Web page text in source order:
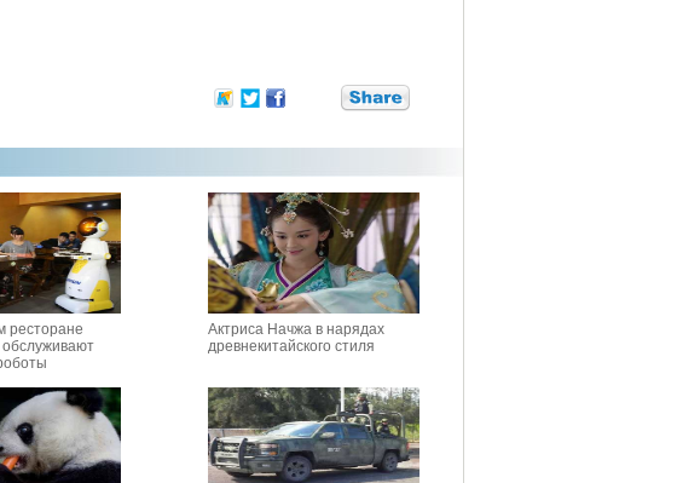
ресторане
Актриса Начжа в нарядах
древнекитайского стиля